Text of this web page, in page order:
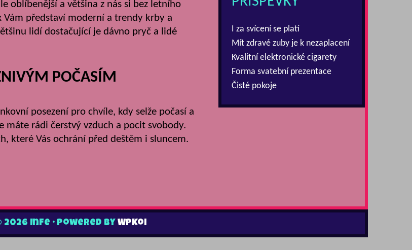
oblíbenější a většina z nás si bez letního
Vám představí moderní a trendy krby a
lidí dostačující je dávno pryč a lidé
POČASÍM
posezení pro chvíle, kdy selže počasí a
rádi čerstvý vzduch a pocit svobody.
které Vás ochrání před deštěm i sluncem.
I za svícení se platí
Mít zdravé zuby je k nezaplacení
Kvalitní elektronické cigarety
Forma svatební prezentace
Čisté pokoje
2026 Infe • Powered by WPKoi